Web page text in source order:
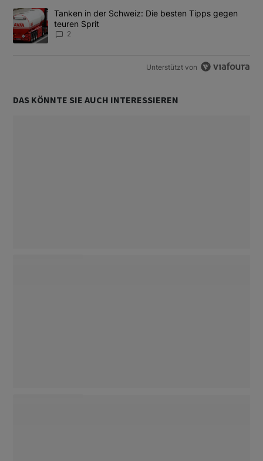
Ein Trendartikel mit dem Titel "Tanken in der Schweiz: Die
Tanken in der Schweiz: Die besten Tipps gegen
teuren Sprit
2
Unterstützt von
DAS KÖNNTE SIE AUCH INTERESSIEREN